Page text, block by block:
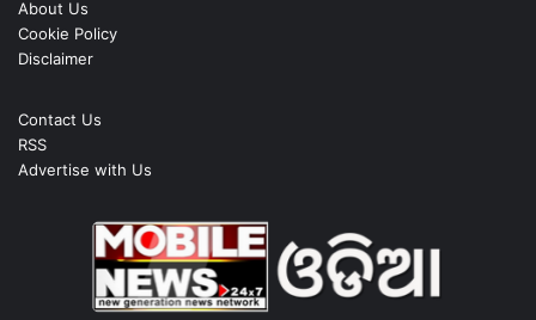
About Us
Cookie Policy
Disclaimer
Contact Us
RSS
Advertise with Us